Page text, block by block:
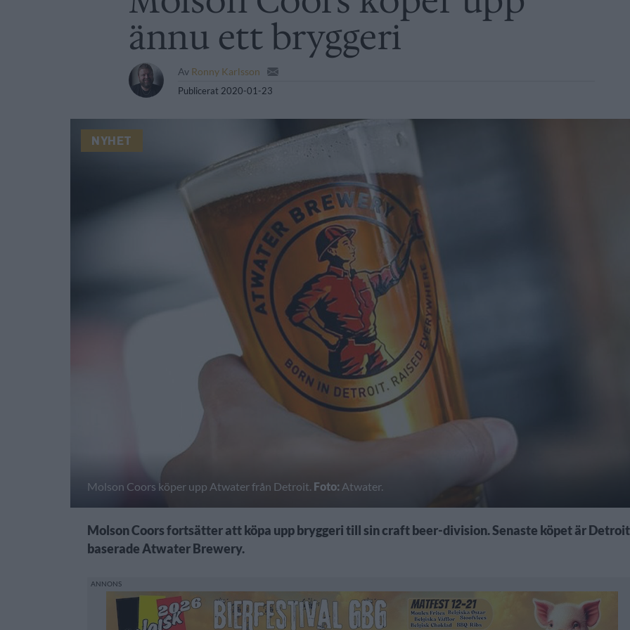
ännu ett bryggeri
Av Ronny Karlsson
Publicerat 2020-01-23
NYHET
Molson Coors köper upp Atwater från Detroit. Foto: Atwater.
Molson Coors fortsätter att köpa upp bryggeri till sin craft beer-division. Senaste köpet är
baserade Atwater Brewery.